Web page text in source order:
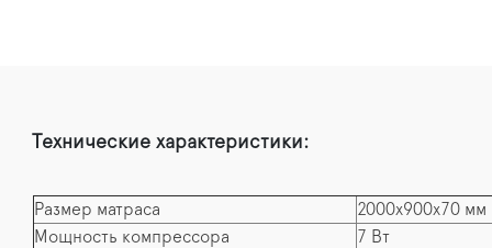
Технические характеристики:
Размер матраса
2000х900х70 мм
Мощность компрессора
7 Вт